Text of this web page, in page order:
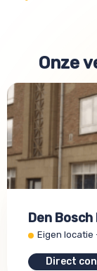
Onze
Den
Eigen locatie
Direct